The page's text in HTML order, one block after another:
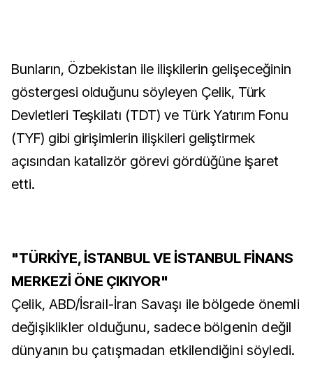
Bunların, Özbekistan ile ilişkilerin gelişeceğinin
göstergesi olduğunu söyleyen Çelik, Türk
Devletleri Teşkilatı (TDT) ve Türk Yatırım Fonu
(TYF) gibi girişimlerin ilişkileri geliştirmek
açısından katalizör görevi gördüğüne işaret
etti.
"TÜRKİYE, İSTANBUL VE İSTANBUL FİNANS
MERKEZİ ÖNE ÇIKIYOR"
Çelik, ABD/İsrail-İran Savaşı ile bölgede önemli
değişiklikler olduğunu, sadece bölgenin değil
dünyanın bu çatışmadan etkilendiğini söyledi.